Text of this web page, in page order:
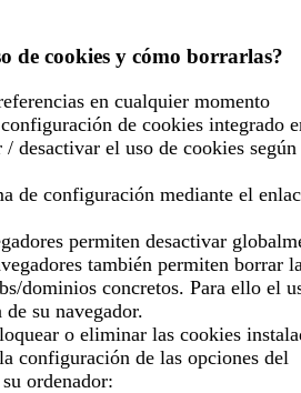
de cookies y cómo borrarlas?
en cualquier momento
de cookies integrado
desactivar el uso de cookies según
de configuración mediante el
permiten desactivar
también permiten borrar
dominios concretos. Para ello el
su navegador.
o eliminar las cookies
configuración de las opciones del
ordenador: